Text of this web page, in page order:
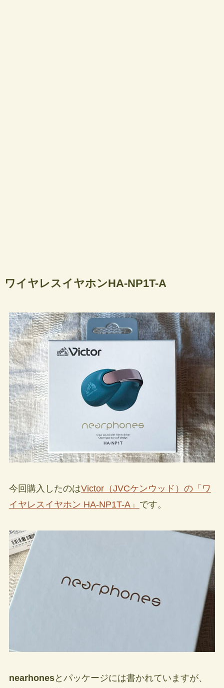
ワイヤレスイヤホンHA-NP1T-A
今回購入したのはVictor（JVCケンウッド）の「ワ
イヤレスイヤホン HA-NP1T-A」 です。
nearhonesとパッケージには書かれていますが、